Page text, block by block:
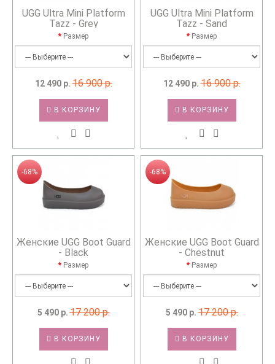
UGG Ultra Mini Platform
Tazz - Grey
Размер
12 490 р. 16 900 р.
В КОРЗИНУ
UGG Ultra Mini Platform
Tazz - Sand
Размер
12 490 р. 16 900 р.
В КОРЗИНУ
-68%
Женские UGG Boot Guard
- Black
Размер
5 490 р. 17 200 р.
В КОРЗИНУ
-68%
Женские UGG Boot Guard
- Chestnut
Размер
5 490 р. 17 200 р.
В КОРЗИНУ